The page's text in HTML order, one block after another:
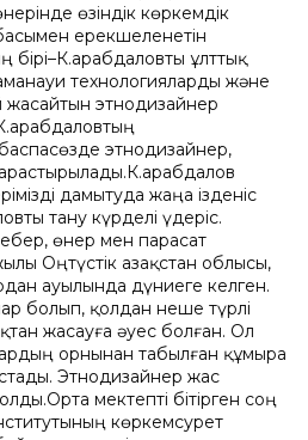
өзіндік көркемдік
ерекшеленетін
ұлттық
технологияларды жəне
жасайтын этнодизайнер
этнодизайнер,
дамытуда жаңа ізденіс
тану күрделі үдеріс.
өнер мен парасат
Оңтүстік Қазақстан облысы,
ауылында дүниеге келген.
болып, қолдан неше түрлі
жасауға əуес болған. Ол
орнынан табылған құмыра
Этнодизайнер жас
мектепті бітірген соң
көркемсурет